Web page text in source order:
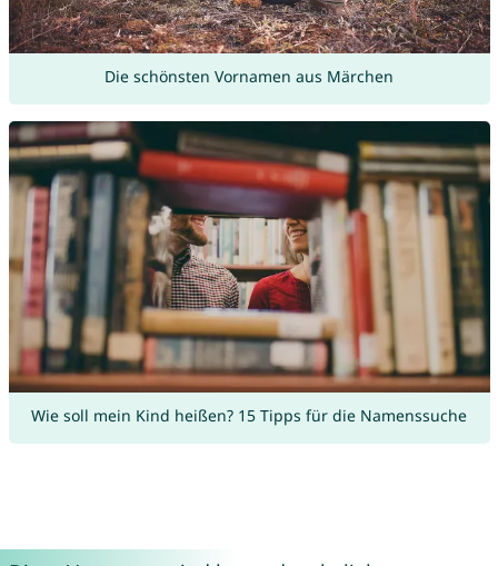
Die schönsten Vornamen aus Märchen
Wie soll mein Kind heißen? 15 Tipps für die Namenssuche